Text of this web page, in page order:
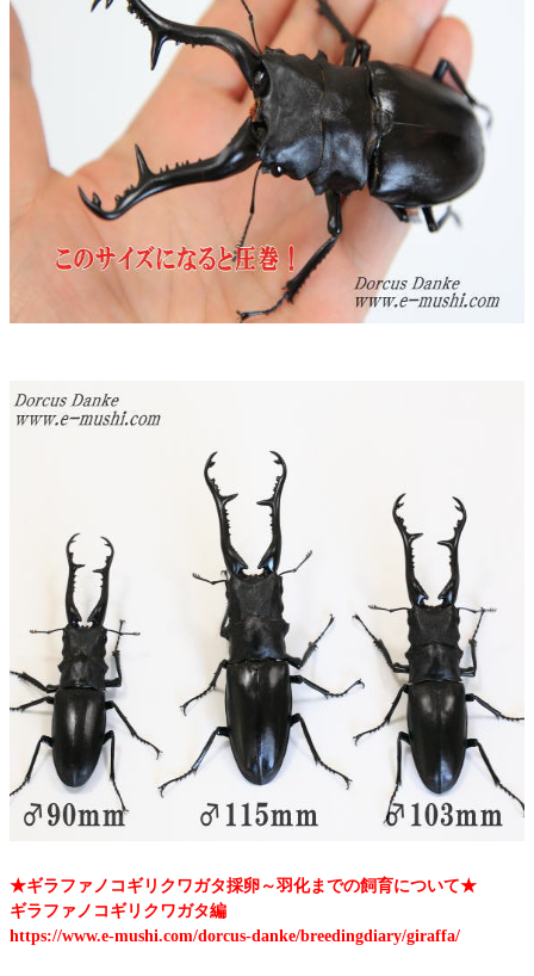
★ギラファノコギリクワガタ採卵～羽化までの飼育について★
ギラファノコギリクワガタ編
https://www.e-mushi.com/dorcus-danke/breedingdiary/giraffa/